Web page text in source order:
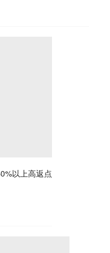
以上高返点